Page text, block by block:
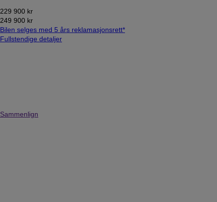
229 900 kr
249 900 kr
Bilen selges med 5 års reklamasjonsrett*
Fullstendige detaljer
Sammenlign